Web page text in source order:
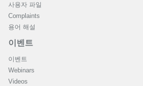
사용자 파일
Complaints
용어 해설
이벤트
이벤트
Webinars
Videos